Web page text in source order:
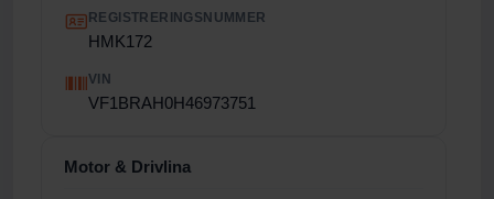
REGISTRERINGSNUMMER
HMK172
VIN
VF1BRAH0H46973751
Motor & Drivlina